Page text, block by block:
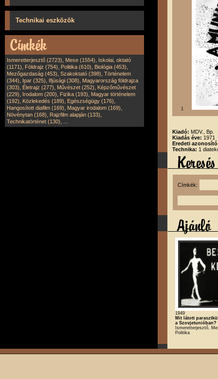
Technikai eszközök
Ismeretterjesztő (2723), Mese (1554), Iskolai, oktató
(1171), Földrajz (754), Politika (610), Biológia (453),
Mezőgazdaság (453), Szakoktató (398), Történelem
(344), Ipar (325), Ifjúsági (308), Magyarország földrajza
(303), Életrajz (277), Művészet (252), Képzőművészet
(229), Irodalom (200), Fizika (193), Magyar történelem
(192), Közlekedés (189), Egészségügy (176),
Hangosított diafilm (169), Magyar irodalom (169),
Növénytan (168), Rajzfilm alapján (133),
Technikatörténet (130),
1
Kiadó: MDV., Bp.
Kiadás éve: 1971
Eredeti
Technika: 1
Címkék:
1949
Mit látott
a Szovjetunióban?
Ismeretterjesztő,
Politika